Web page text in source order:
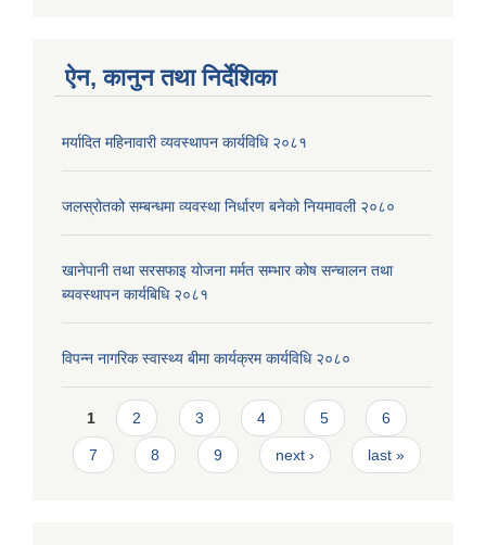
ऐन, कानुन तथा निर्देशिका
मर्यादित महिनावारी व्यवस्थापन कार्यविधि २०८१
जलस्रोतको सम्बन्धमा व्यवस्था निर्धारण बनेको नियमावली २०८०
खानेपानी तथा सरसफाइ योजना मर्मत सम्भार कोष सन्चालन तथा
ब्यवस्थापन कार्यबिधि २०८१
विपन्न नागरिक स्वास्थ्य बीमा कार्यक्रम कार्यविधि २०८०
Pages
1 2 3 4 5 6
7 8 9 next › last »